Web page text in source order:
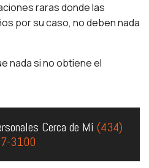
raras donde las
por su caso, no deben nada
nada si no obtiene el
Cerca de Mí(434)
3100